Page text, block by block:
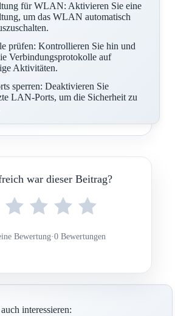
für WLAN: Aktivieren Sie eine
um das WLAN automatisch
prüfen: Kontrollieren Sie hin und
Verbindungsprotokolle auf
Aktivitäten.
sperren: Deaktivieren Sie
LAN-Ports, um die Sicherheit zu
war dieser Beitrag?
Bewertung·0 Bewertungen
interessieren: